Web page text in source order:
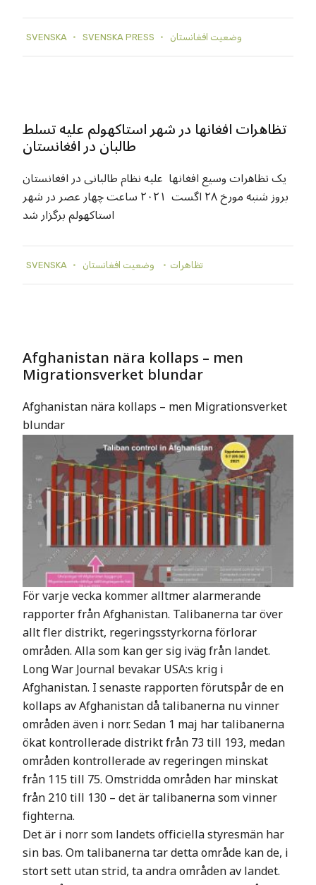
SVENSKA SVENSKA PRESS وضعيت افغانستان
تظاهرات افغانها در شهر استاکهولم علیه تسلط
طالبان در افغانستان
یک تظاهرات وسیع افغانها علیه نظام طالبانی در افغانستان
بروز شنبه مورخ ۲۸ اگست ۲۰۲۱ ساعت چهار عصر در شهر
استاکهولم برگزار شد
SVENSKA تظاهرات وضعيت افغانستان
Afghanistan nära kollaps – men
Migrationsverket blundar
Afghanistan nära kollaps – men Migrationsverket
blundar
För varje vecka kommer alltmer alarmerande
rapporter från Afghanistan. Talibanerna tar över
allt fler distrikt, regeringsstyrkorna förlorar
områden. Alla som kan ger sig iväg från landet.
Long War Journal bevakar USA:s krig i
Afghanistan. I senaste rapporten förutspår de en
kollaps av Afghanistan då talibanerna nu vinner
områden även i norr. Sedan 1 maj har talibanerna
ökat kontrollerade distrikt från 73 till 193, medan
områden kontrollerade av regeringen minskat
från 115 till 75. Omstridda områden har minskat
från 210 till 130 – det är talibanerna som vinner
fighterna.
Det är i norr som landets officiella styresmän har
sin bas. Om talibanerna tar detta område kan de, i
stort sett utan strid, ta andra områden av landet.